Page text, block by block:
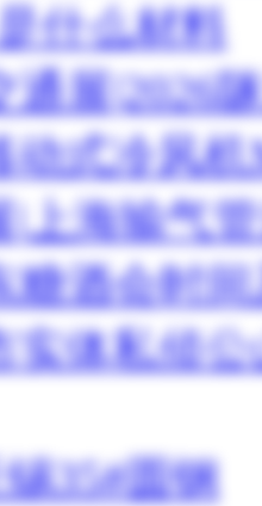
什么材料
通展|2026
动式冷风
|上海输气
糖酒会时
实体私侦
35#圆钢